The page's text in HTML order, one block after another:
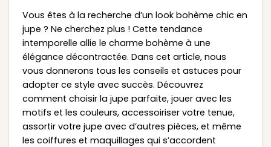
Vous êtes à la recherche d’un look bohème chic en
jupe ? Ne cherchez plus ! Cette tendance
intemporelle allie le charme bohème à une
élégance décontractée. Dans cet article, nous
vous donnerons tous les conseils et astuces pour
adopter ce style avec succès. Découvrez
comment choisir la jupe parfaite, jouer avec les
motifs et les couleurs, accessoiriser votre tenue,
assortir votre jupe avec d’autres pièces, et même
les coiffures et maquillages qui s’accordent